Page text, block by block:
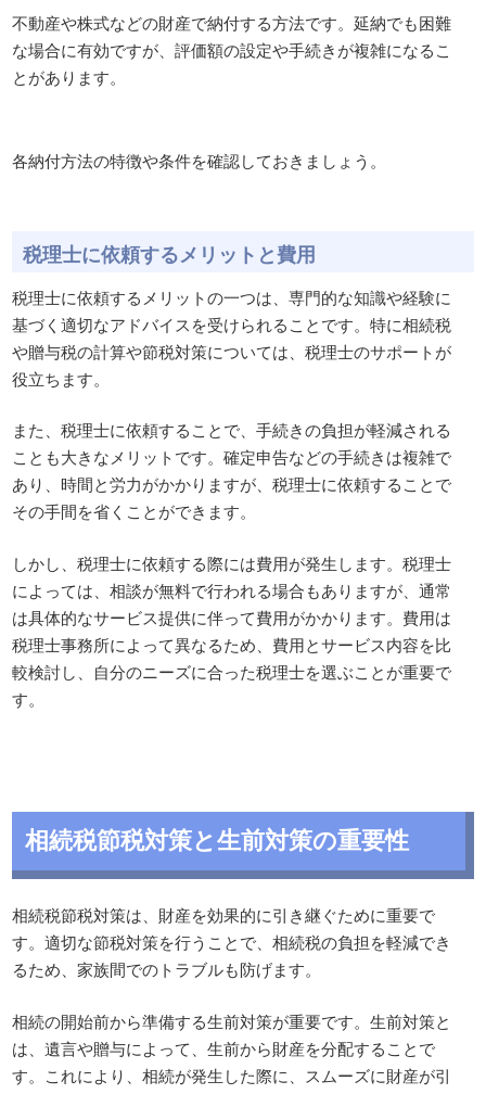
不動産や株式などの財産で納付する方法です。延納でも困難
な場合に有効ですが、評価額の設定や手続きが複雑になるこ
とがあります。
各納付方法の特徴や条件を確認しておきましょう。
税理士に依頼するメリットと費用
税理士に依頼するメリットの一つは、専門的な知識や経験に
基づく適切なアドバイスを受けられることです。特に相続税
や贈与税の計算や節税対策については、税理士のサポートが
役立ちます。
また、税理士に依頼することで、手続きの負担が軽減される
ことも大きなメリットです。確定申告などの手続きは複雑で
あり、時間と労力がかかりますが、税理士に依頼することで
その手間を省くことができます。
しかし、税理士に依頼する際には費用が発生します。税理士
によっては、相談が無料で行われる場合もありますが、通常
は具体的なサービス提供に伴って費用がかかります。費用は
税理士事務所によって異なるため、費用とサービス内容を比
較検討し、自分のニーズに合った税理士を選ぶことが重要で
す。
相続税節税対策と生前対策の重要性
相続税節税対策は、財産を効果的に引き継ぐために重要で
す。適切な節税対策を行うことで、相続税の負担を軽減でき
るため、家族間でのトラブルも防げます。
相続の開始前から準備する生前対策が重要です。生前対策と
は、遺言や贈与によって、生前から財産を分配することで
す。これにより、相続が発生した際に、スムーズに財産が引